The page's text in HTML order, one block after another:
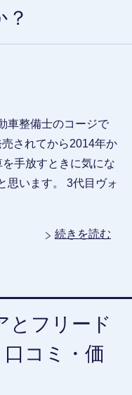
車整備士のコージで
されてから2014年か
手放すときに気にな
思います。 3代目ヴォ
続きを読む
とフリード
コミ・価